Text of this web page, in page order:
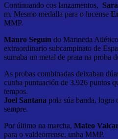
Continuando cos lanzamentos,
m. Mesmo medalla para o lucense
MMP.
Mauro Seguín do Marineda
extraordinario subcampinato de
sumaba un metal de prata na proba
As probas combinadas deixaban
cunha puntuación de 3.926 puntos
tempos.
Joel Santana pola súa banda, logra
sempre.
Por último na marcha, Mateo
para o valdeorrense, unha MMP.